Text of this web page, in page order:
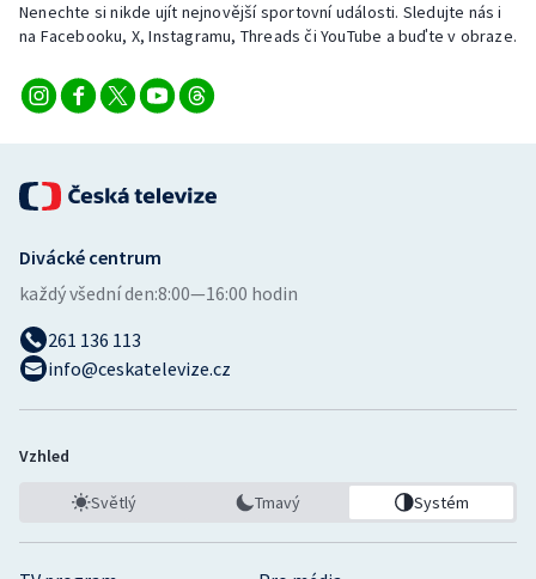
Nenechte si nikde ujít nejnovější sportovní události. Sledujte nás i
na Facebooku, X, Instagramu, Threads či YouTube a buďte v obraze.
Divácké centrum
každý všední den:8:00—16:00 hodin
261 136 113
info@ceskatelevize.cz
Vzhled
Světlý Tmavý Systém